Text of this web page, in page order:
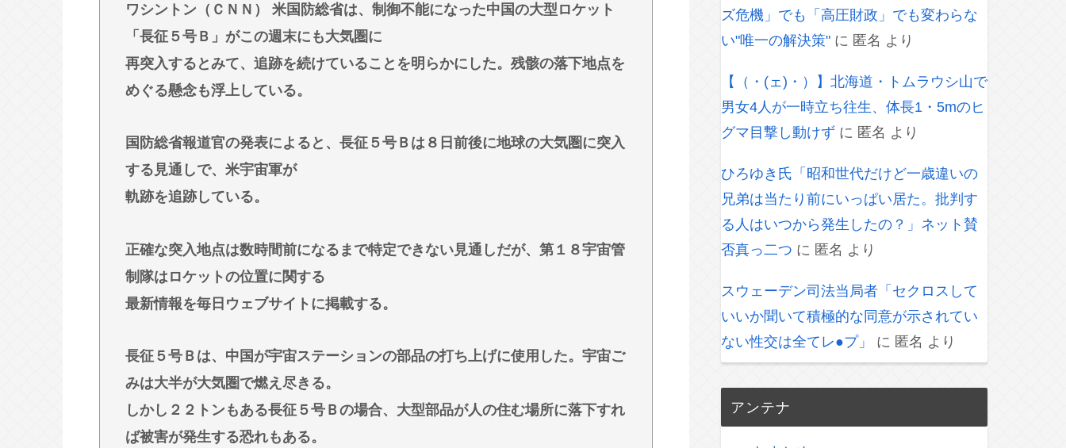
"テレビ大好き"高齢者の｢テレビ離れ｣が始まった
【悲報】イチローさんの晩年（2011-2019）の成績、流石に擁護できないwww
野口健氏 猛暑続きで夏の甲子園を危惧「鍛え上げられた野球球児でも、危ないの
ではないかな」
【急募】嫁の実家でやるべきこと
中2男子、野球部の練習中に頭部を強打しCT検査→70代医師「問題ないです」→他
人のCT画像で中学生死亡
風堂etc…ラーメン最強かよ？？
Powered by livedoor 相互RSS
ワシントン（ＣＮＮ） 米国防総省は、制御不能になった中国の大型ロケット
「長征５号Ｂ」がこの週末にも大気圏に
再突入するとみて、追跡を続けていることを明らかにした。残骸の落下地点を
めぐる懸念も浮上している。
国防総省報道官の発表によると、長征５号Ｂは８日前後に地球の大気圏に突入
する見通しで、米宇宙軍が
軌跡を追跡している。
正確な突入地点は数時間前になるまで特定できない見通しだが、第１８宇宙管
制隊はロケットの位置に関する
最新情報を毎日ウェブサイトに掲載する。
長征５号Ｂは、中国が宇宙ステーションの部品の打ち上げに使用した。宇宙ご
みは大半が大気圏で燃え尽きる。
しかし２２トンもある長征５号Ｂの場合、大型部品が人の住む場所に落下すれ
ば被害が発生する恐れもある。
ズ危機」でも「高圧財政」でも変わらな
い"唯一の解決策" に 匿名 より
【（・(ェ)・）】北海道・トムラウシ山で
男女4人が一時立ち往生、体長1・5mのヒ
グマ目撃し動けず に 匿名 より
ひろゆき氏「昭和世代だけど一歳違いの
兄弟は当たり前にいっぱい居た。批判す
る人はいつから発生したの？」ネット賛
否真っ二つ に 匿名 より
スウェーデン司法当局者「セクロスして
いいか聞いて積極的な同意が示されてい
ない性交は全てレ●プ」
に 匿名 より
アンテナ